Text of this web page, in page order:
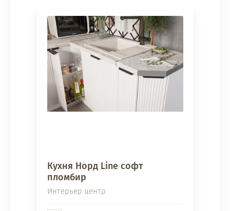
Кухня Норд Line софт
пломбир
Интерьер центр